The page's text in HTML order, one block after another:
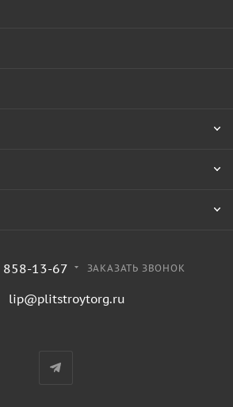
858-13-67 ЗАКАЗАТЬ ЗВОНОК
lip@plitstroytorg.ru